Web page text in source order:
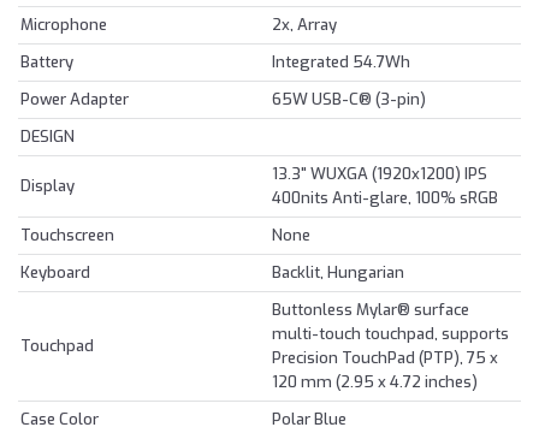
Microphone
2x, Array
Battery
Integrated 54.7Wh
Power Adapter
65W USB-C® (3-pin)
DESIGN
Display
13.3" WUXGA (1920x1200) IPS
400nits Anti-glare, 100% sRGB
Touchscreen
None
Keyboard
Backlit, Hungarian
Touchpad
Buttonless Mylar® surface
multi-touch touchpad, supports
Precision TouchPad (PTP), 75 x
120 mm (2.95 x 4.72 inches)
Case Color
Polar Blue